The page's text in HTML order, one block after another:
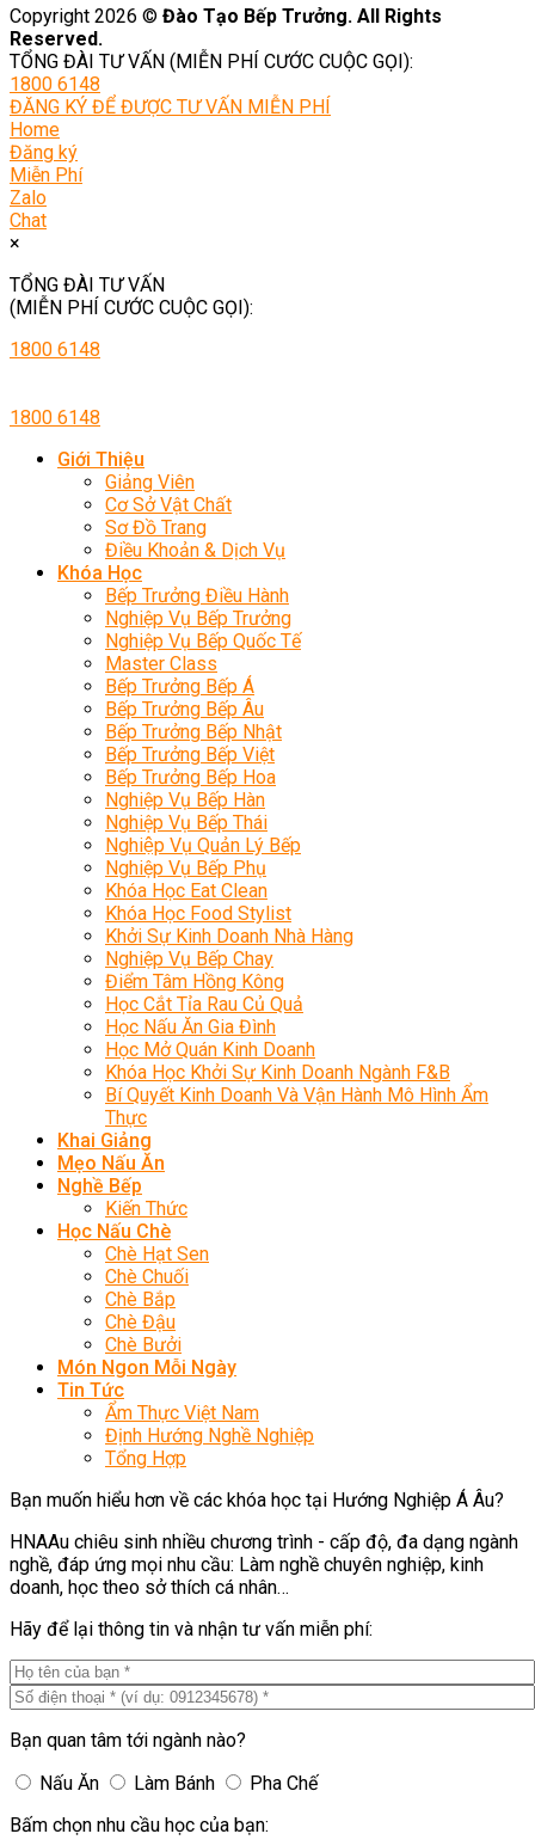
Copyright 2026 © Đào Tạo Bếp Trưởng. All Rights
Reserved.
TỔNG ĐÀI TƯ VẤN (MIỄN PHÍ CƯỚC CUỘC GỌI):
1800 6148
ĐĂNG KÝ ĐỂ ĐƯỢC TƯ VẤN MIỄN PHÍ
Home
Đăng ký
Miễn Phí
Zalo
Chat
×
TỔNG ĐÀI TƯ VẤN
(MIỄN PHÍ CƯỚC CUỘC GỌI):
1800 6148
1800 6148
Giới Thiệu
Giảng Viên
Cơ Sở Vật Chất
Sơ Đồ Trang
Điều Khoản & Dịch Vụ
Khóa Học
Bếp Trưởng Điều Hành
Nghiệp Vụ Bếp Trưởng
Nghiệp Vụ Bếp Quốc Tế
Master Class
Bếp Trưởng Bếp Á
Bếp Trưởng Bếp Âu
Bếp Trưởng Bếp Nhật
Bếp Trưởng Bếp Việt
Bếp Trưởng Bếp Hoa
Nghiệp Vụ Bếp Hàn
Nghiệp Vụ Bếp Thái
Nghiệp Vụ Quản Lý Bếp
Nghiệp Vụ Bếp Phụ
Khóa Học Eat Clean
Khóa Học Food Stylist
Khởi Sự Kinh Doanh Nhà Hàng
Nghiệp Vụ Bếp Chay
Điểm Tâm Hồng Kông
Học Cắt Tỉa Rau Củ Quả
Học Nấu Ăn Gia Đình
Học Mở Quán Kinh Doanh
Khóa Học Khởi Sự Kinh Doanh Ngành F&B
Bí Quyết Kinh Doanh Và Vận Hành Mô Hình Ẩm
Thực
Khai Giảng
Mẹo Nấu Ăn
Nghề Bếp
Kiến Thức
Học Nấu Chè
Chè Hạt Sen
Chè Chuối
Chè Bắp
Chè Đậu
Chè Bưởi
Món Ngon Mỗi Ngày
Tin Tức
Ẩm Thực Việt Nam
Định Hướng Nghề Nghiệp
Tổng Hợp
Bạn muốn hiểu hơn về các khóa học tại Hướng Nghiệp Á Âu?
HNAAu chiêu sinh nhiều chương trình - cấp độ, đa dạng ngành
nghề, đáp ứng mọi nhu cầu: Làm nghề chuyên nghiệp, kinh
doanh, học theo sở thích cá nhân…
Hãy để lại thông tin và nhận tư vấn miễn phí:
Bạn quan tâm tới ngành nào?
Nấu Ăn
Làm Bánh
Pha Chế
Bấm chọn nhu cầu học của bạn: